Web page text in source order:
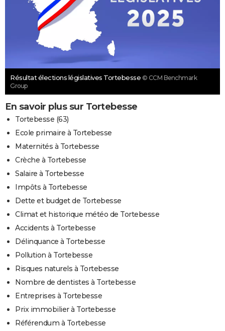
Résultat élections législatives Tortebesse © CCM Benchmark
Group
En savoir plus sur Tortebesse
Tortebesse (63)
Ecole primaire à Tortebesse
Maternités à Tortebesse
Crèche à Tortebesse
Salaire à Tortebesse
Impôts à Tortebesse
Dette et budget de Tortebesse
Climat et historique météo de Tortebesse
Accidents à Tortebesse
Délinquance à Tortebesse
Pollution à Tortebesse
Risques naturels à Tortebesse
Nombre de dentistes à Tortebesse
Entreprises à Tortebesse
Prix immobilier à Tortebesse
Référendum à Tortebesse